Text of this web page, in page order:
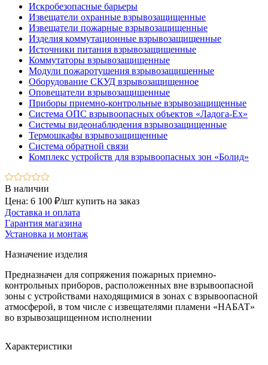
Искробезопасные барьеры
Извещатели охранные взрывозащищенные
Извещатели пожарные взрывозащищенные
Изделия коммутационные взрывозащищенные
Источники питания взрывозащищенные
Коммутаторы взрывозащищенные
Модули пожаротушения взрывозащищенные
Оборудование СКУД взрывозащищенное
Оповещатели взрывозащищенные
Приборы приемно-контрольные взрывозащищенные
Система ОПС взрывоопасных объектов «Ладога-Ex»
Системы видеонаблюдения взрывозащищенные
Термошкафы взрывозащищенные
Система обратной связи
Комплекс устройств для взрывоопасных зон «Болид»
В наличии
Цена: 6 100 ₽/шт купить на заказ
Доставка и оплата
Гарантия магазина
Установка и монтаж
Назначение изделия
Предназначен для сопряжения пожарных приемно-
контрольных приборов, расположенных вне взрывоопасной
зоны с устройствами находящимися в зонах с взрывоопасной
атмосферой, в том числе с извещателями пламени «НАБАТ»
во взрывозащищенном исполнении
Характеристики